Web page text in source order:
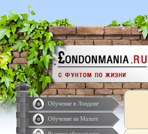
Обучение в Лондоне
Обучение на Мальте